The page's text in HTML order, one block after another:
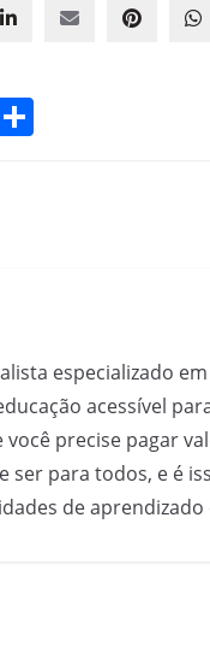
especializado
acessível
você precise pagar
ser para todos, e é
de aprendizado